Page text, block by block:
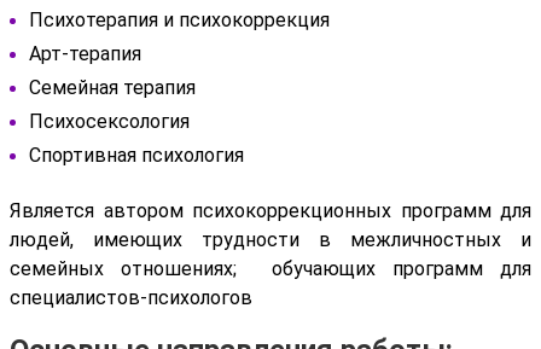
Психотерапия и психокоррекция
Арт-терапия
Семейная терапия
Психосексология
Спортивная психология
Является автором психокоррекционных программ для
людей, имеющих трудности в межличностных и
семейных отношениях; обучающих программ для
специалистов-психологов